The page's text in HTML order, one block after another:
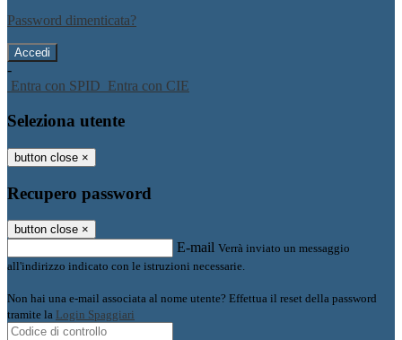
Password dimenticata?
-
Entra con SPID Entra con CIE
Seleziona utente
button close ×
Recupero password
button close ×
E-mail Verrà inviato un messaggio
all'indirizzo indicato con le istruzioni necessarie.
Non hai una e-mail associata al nome utente? Effettua il reset della password
tramite la Login Spaggiari